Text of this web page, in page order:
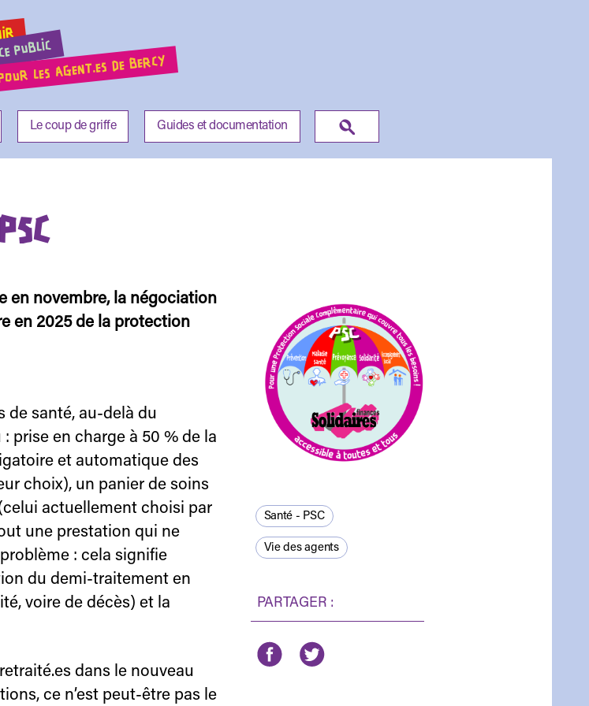
PUBLIC
LES AGENT.ES DE BERCY
Le coup de griffe Guides et documentation
Santé - PSC
Vie des agents
PARTAGER :
en novembre, la négociation
en 2025 de la protection
de santé, au-delà du
prise en charge à 50 % de la
et automatique des
choix), un panier de soins
actuellement choisi par
une prestation qui ne
: cela signifie
du demi-traitement en
voire de décès) et la
dans le nouveau
ce n’est peut-être pas le